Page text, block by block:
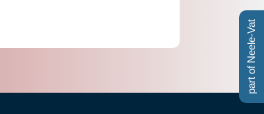
part of Neele-Vat